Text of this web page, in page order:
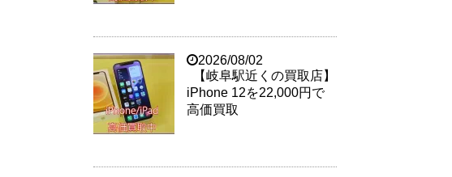
2026/08/02
【岐阜駅近くの買取店】
iPhone 12を22,000円で
高価買取